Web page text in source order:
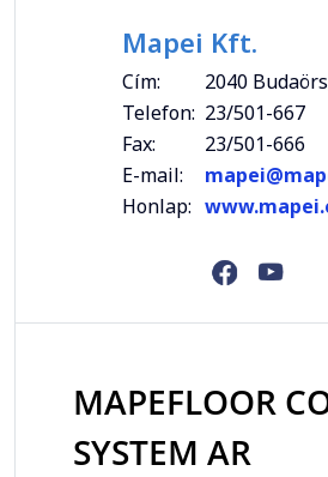
Mapei Kft.
Cím:
2040
Telefon: 23/501-667
Fax:
23/501-666
E-mail:
Honlap:
MAPEFLOOR
SYSTEM AR